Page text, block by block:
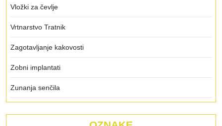
Vložki za čevlje
Vrtnarstvo Tratnik
Zagotavljanje kakovosti
Zobni implantati
Zunanja senčila